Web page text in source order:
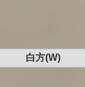
白方(W)